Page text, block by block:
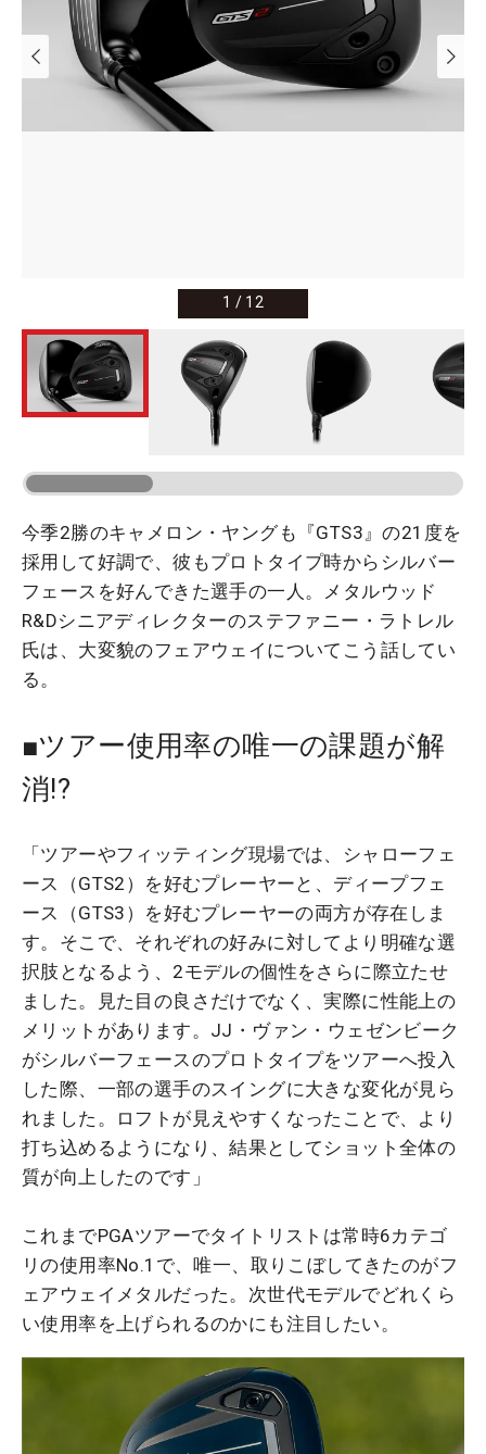
1 / 12
今季2勝のキャメロン・ヤングも『GTS3』の21度を
採用して好調で、彼もプロトタイプ時からシルバー
フェースを好んできた選手の一人。メタルウッド
R&Dシニアディレクターのステファニー・ラトレル
氏は、大変貌のフェアウェイについてこう話してい
る。
■ツアー使用率の唯一の課題が解
消!?
「ツアーやフィッティング現場では、シャローフェ
ース（GTS2）を好むプレーヤーと、ディープフェ
ース（GTS3）を好むプレーヤーの両方が存在しま
す。そこで、それぞれの好みに対してより明確な選
択肢となるよう、2モデルの個性をさらに際立たせ
ました。見た目の良さだけでなく、実際に性能上の
メリットがあります。JJ・ヴァン・ウェゼンビーク
がシルバーフェースのプロトタイプをツアーへ投入
した際、一部の選手のスイングに大きな変化が見ら
れました。ロフトが見えやすくなったことで、より
打ち込めるようになり、結果としてショット全体の
質が向上したのです」
これまでPGAツアーでタイトリストは常時6カテゴ
リの使用率No.1で、唯一、取りこぼしてきたのがフ
ェアウェイメタルだった。次世代モデルでどれくら
い使用率を上げられるのかにも注目したい。